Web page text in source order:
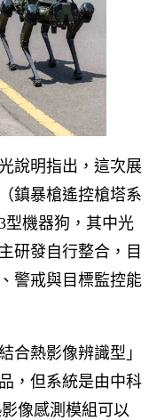
說明指出，這次展
鎮暴槍遙控槍塔系
型機器狗，其中光
研發自行整合，目
警戒與目標監控能
合熱影像辨識型」
，但系統是由中科
像感測模組可以